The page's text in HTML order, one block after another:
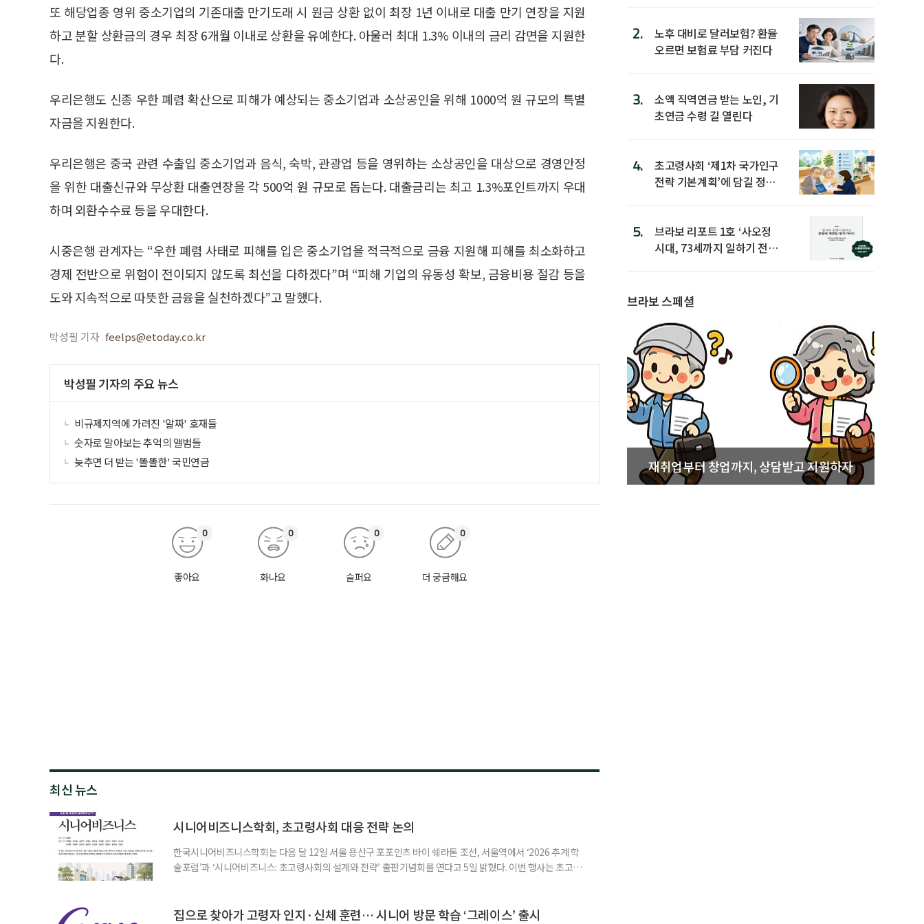
또 해당업종 영위 중소기업의 기존대출 만기도래 시 원금 상환 없이 최장 1년 이내로 대출 만기 연장을 지원
하고 분할 상환금의 경우 최장 6개월 이내로 상환을 유예한다. 아울러 최대 1.3% 이내의 금리 감면을 지원한
다.
우리은행도 신종 우한 폐렴 확산으로 피해가 예상되는 중소기업과 소상공인을 위해 1000억 원 규모의 특별
자금을 지원한다.
우리은행은 중국 관련 수출입 중소기업과 음식, 숙박, 관광업 등을 영위하는 소상공인을 대상으로 경영안정
을 위한 대출신규와 무상환 대출연장을 각 500억 원 규모로 돕는다. 대출금리는 최고 1.3%포인트까지 우대
하며 외환수수료 등을 우대한다.
시중은행 관계자는 “우한 폐렴 사태로 피해를 입은 중소기업을 적극적으로 금융 지원해 피해를 최소화하고
경제 전반으로 위험이 전이되지 않도록 최선을 다하겠다”며 “피해 기업의 유동성 확보, 금융비용 절감 등을
도와 지속적으로 따뜻한 금융을 실천하겠다”고 말했다.
박성필 기자 feelps@etoday.co.kr
박성필 기자의 주요 뉴스
비규제지역에 가려진 '알짜' 호재들
숫자로 알아보는 추억의 앨범들
늦추면 더 받는 '똘똘한' 국민연금
좋아요
0
화나요
0
슬퍼요
0
더 궁금해요
0
최신 뉴스
시니어비즈니스학회, 초고령사회 대응 전략 논의
한국시니어비즈니스학회는 다음 달 12일 서울 용산구 포포인츠 바이 쉐라톤 조선, 서울역에서 ‘2026 추계 학
술포럼’과 ‘시니어비즈니스: 초고령사회의 설계와 전략’ 출판기념회를 연다고 5일 밝혔다. 이번 행사는 초고령
계하다’를 주제로 기조강연을 한다. 이어 공동저자들이 돌봄과 금융, 헬스케어, 여가, 식품, 디지털 기술 등
집으로 찾아가 고령자 인지·신체 훈련… 시니어 방문 학습 ‘그레이스’ 출시
2.
노후 대비로 달러보험? 환율
오르면 보험료 부담 커진다
3.
소액 직역연금 받는 노인, 기
초연금 수령 길 열린다
4.
초고령사회 ‘제1차 국가인구
전략 기본계획’에 담길 정책
5.
브라보 리포트 1호 ‘사오정
시대, 73세까지 일하기 전략’
브라보 스페셜
재취업부터 창업까지, 상담받고 지원하자